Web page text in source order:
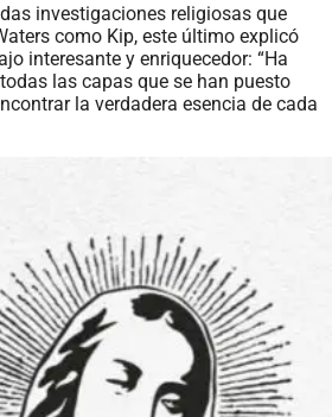
investigaciones religiosas que
como Kip, este último explicó
interesante y enriquecedor: “Ha
las capas que se han puesto
la verdadera esencia de cada